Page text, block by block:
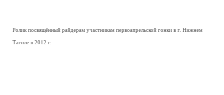
Ролик посвящённый райдерам участникам первоапрельской гонки в г. Нижнем
Тагиле в 2012 г.